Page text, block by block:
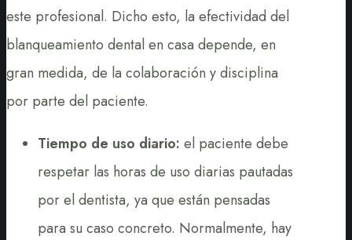
este profesional. Dicho esto, la efectividad del
blanqueamiento dental en casa depende, en
gran medida, de la colaboración y disciplina
por parte del paciente.
Tiempo de uso diario: el paciente debe
respetar las horas de uso diarias pautadas
por el dentista, ya que están pensadas
para su caso concreto. Normalmente, hay